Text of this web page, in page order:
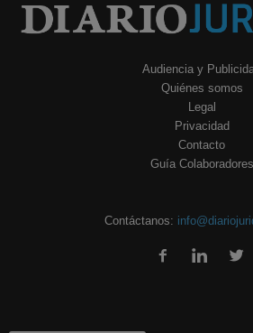
Audiencia y
Quiénes somos
Legal
Privacidad
Contacto
Guía Colaboradores
Contáctanos: